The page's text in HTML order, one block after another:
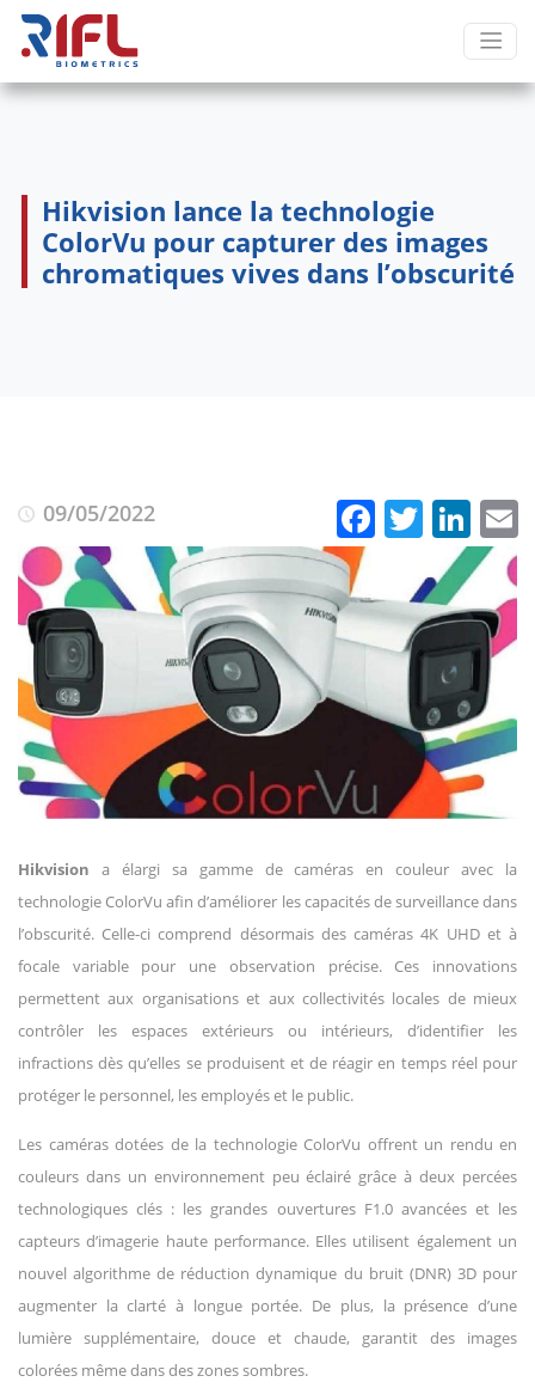
Hikvision lance la technologie
ColorVu pour capturer des images
chromatiques vives dans l’obscurité
09/05/2022
Hikvision a élargi sa gamme de caméras en couleur avec la
technologie ColorVu afin d’améliorer les capacités de surveillance dans
l’obscurité. Celle-ci comprend désormais des caméras 4K UHD et à
focale variable pour une observation précise. Ces innovations
permettent aux organisations et aux collectivités locales de mieux
contrôler les espaces extérieurs ou intérieurs, d’identifier les
infractions dès qu’elles se produisent et de réagir en temps réel pour
protéger le personnel, les employés et le public.
Les caméras dotées de la technologie ColorVu offrent un rendu en
couleurs dans un environnement peu éclairé grâce à deux percées
technologiques clés : les grandes ouvertures F1.0 avancées et les
capteurs d’imagerie haute performance. Elles utilisent également un
nouvel algorithme de réduction dynamique du bruit (DNR) 3D pour
augmenter la clarté à longue portée. De plus, la présence d’une
lumière supplémentaire, douce et chaude, garantit des images
colorées même dans des zones sombres.